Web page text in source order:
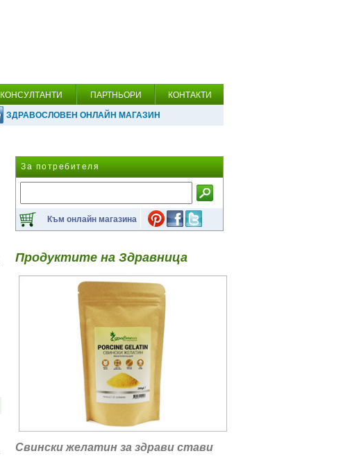
КОНСУЛТАНТИ ПАРТНЬОРИ КОНТАКТИ
ЗДРАВОСЛОВЕН ОНЛАЙН МАГАЗИН
За потребителя
Към онлайн магазина
Продуктите на Здравница
Свински желатин за здрави стави